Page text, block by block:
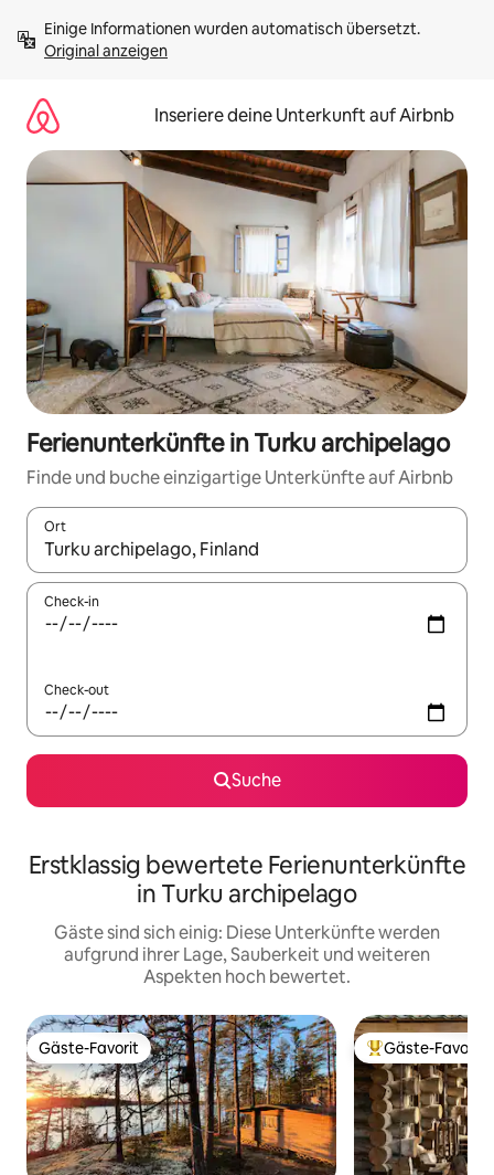
Inhalten
springenOriginal anzeigen
Inseriere deine Unterkunft auf Airbnb
Ferienunterkünfte in Turku archipelago
Finde und buche einzigartige Unterkünfte auf Airbnb
Ort
Wenn Ergebnisse verfügbar sind, navigiere mit den
Check-in
Check-out
Suche
Erstklassig bewertete Ferienunterkünfte
in Turku archipelago
Gäste sind sich einig: Diese Unterkünfte werden
aufgrund ihrer Lage, Sauberkeit und weiteren
Aspekten hoch bewertet.
Gäste-Favorit
Gäste-Favorit Beliebter Gäste-
Gäste-Favorit